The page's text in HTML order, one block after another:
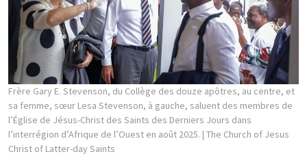
Frère Gary E. Stevenson, du Collège des douze apôtres, au centre, et
sa femme, sœur Lesa Stevenson, à gauche, saluent des membres de
l’Église de Jésus-Christ des Saints des Derniers Jours dans
l’interrégion d’Afrique de l’Ouest en août 2025. | The Church of Jesus
Christ of Latter-day Saints